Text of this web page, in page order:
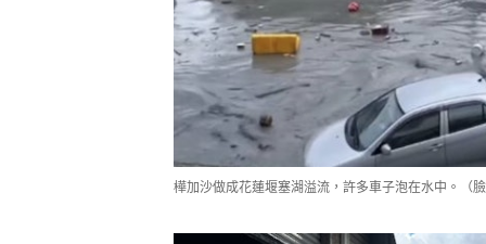
樺加沙做成花蓮堰塞湖溢流，許多車子泡在水中。（